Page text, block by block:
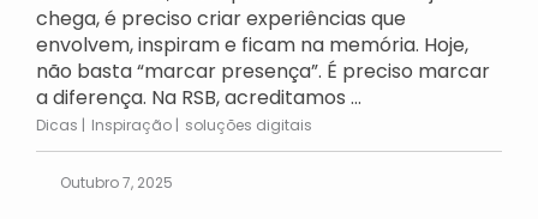
chega, é preciso criar experiências que
envolvem, inspiram e ficam na memória. Hoje,
não basta “marcar presença”. É preciso marcar
a diferença. Na RSB, acreditamos ...
Dicas Inspiração soluções digitais
Outubro 7, 2025